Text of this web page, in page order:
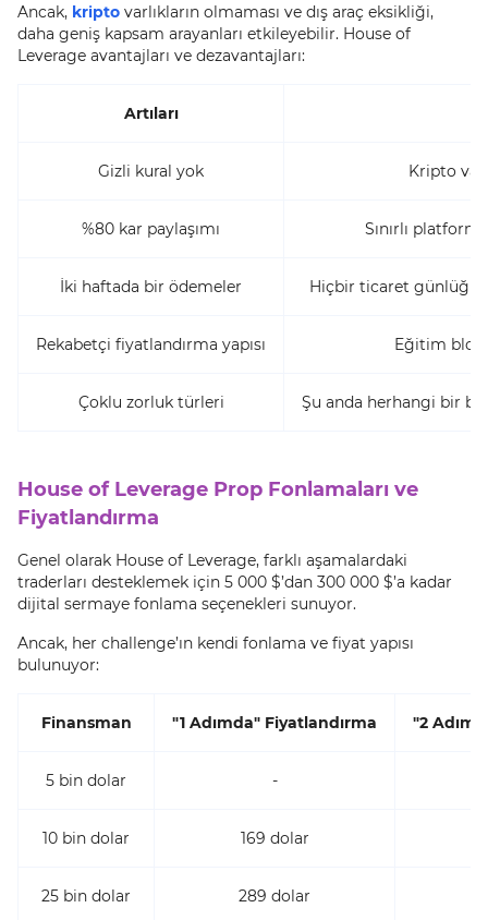
Ancak, kripto varlıkların olmaması ve dış araç eksikliği,
daha geniş kapsam arayanları etkileyebilir. House of
Leverage avantajları ve dezavantajları:
Artıları
Gizli kural yok Kripto
%80 kar paylaşımı Sınırlı
İki haftada bir ödemeler Hiçbir ticaret günlüğü
Rekabetçi fiyatlandırma yapısı Eğitim
Çoklu zorluk türleri Şu anda herhangi bir
House of Leverage Prop Fonlamaları ve
Fiyatlandırma
Genel olarak House of Leverage, farklı aşamalardaki
traderları desteklemek için 5 000 $’dan 300 000 $’a kadar
dijital sermaye fonlama seçenekleri sunuyor.
Ancak, her challenge’ın kendi fonlama ve fiyat yapısı
bulunuyor:
Finansman "1 Adımda" Fiyatlandırma "2
5 bin dolar -
10 bin dolar 169 dolar
25 bin dolar 289 dolar